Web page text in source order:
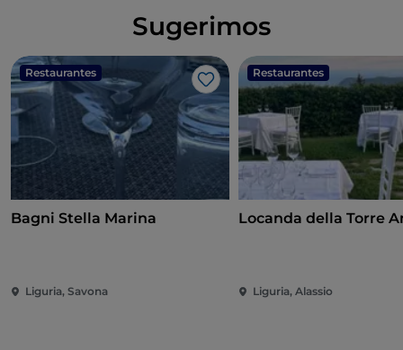
Sugerimos
Restaurantes
Me gusta
Bagni Stella Marina
Liguria, Savona
Restaurantes
Locanda della Torre
Liguria, Alassio